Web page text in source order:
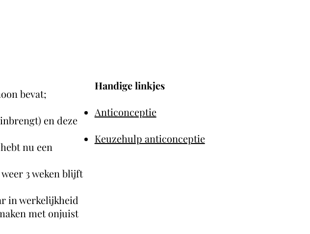
bevat;
en deze
nu een
3 weken blijft
in werkelijkheid
met onjuist
Handige linkjes
Anticonceptie
Keuzehulp anticonceptie